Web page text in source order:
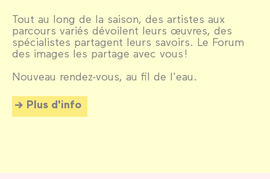
Tout au long de la saison, des artistes aux
parcours variés dévoilent leurs œuvres, des
spécialistes partagent leurs savoirs. Le Forum
des images les partage avec vous !
Nouveau rendez-vous, au fil de l'eau.
Plus d'info